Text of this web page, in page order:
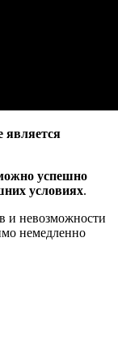
является
успешно
условиях.
и невозможности
немедленно